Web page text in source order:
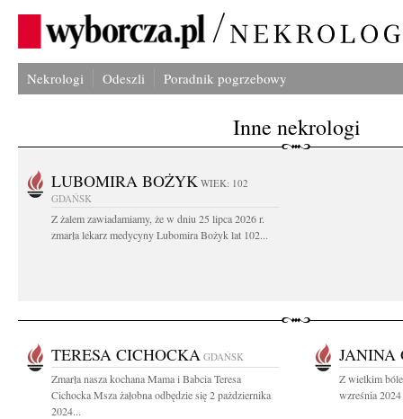
Nekrologi Odeszli Poradnik pogrzebowy
Inne nekrologi
LUBOMIRA BOŻYK WIEK: 102
GDAŃSK
Z żalem zawiadamiamy, że w dniu 25 lipca 2026 r.
zmarła lekarz medycyny Lubomira Bożyk lat 102...
TERESA CICHOCKA GDAŃSK
Zmarła nasza kochana Mama i Babcia Teresa
Cichocka Msza żałobna odbędzie się 2 pażdziernika
2024...
JANINA
Z wielkim
wzreśnia 2024